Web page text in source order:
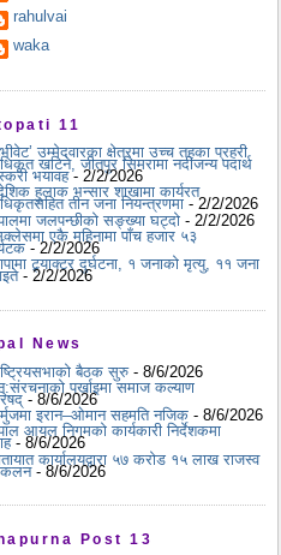
rahulvai
waka
11
उम्मेदवारका क्षेत्रमा उच्च तहका प्रहरी
खटिने, जीतपुर सिमरामा नदीजन्य पदार्थ
भयावह- 2/2/2026
हुलाक भन्सार शाखामा कार्यरत
तीन जना नियन्त्रणमा - 2/2/2026
जलपन्छीको सङ्ख्या घट्दो - 2/2/2026
एकै महिनामा पाँच हजार ५३
- 2/2/2026
ट्र्याक्टर दुर्घटना, १ जनाको मृत्यु, ११ जना
- 2/2/2026
News
बैठक सुरु- 8/6/2026
पर्खाइमा समाज कल्याण
- 8/6/2026
इरान–ओमान सहमति नजिक - 8/6/2026
आयल निगमको कार्यकारी निर्देशकमा
- 8/6/2026
कार्यालयद्वारा ५७ करोड १५ लाख राजस्व
- 8/6/2026
Post 13